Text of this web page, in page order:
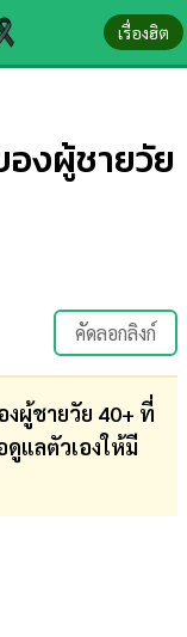
เรื่องฮิต
งผู้ชายวัย
คัดลอกลิงก์
ชายวัย 40+ ที่
แลตัวเองให้มี